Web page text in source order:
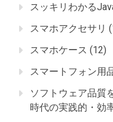
スッキリわかる
スマホアクセサリ
スマホケース (12)
スマートフォン用
ソフトウェア品質
時代の実践的・効